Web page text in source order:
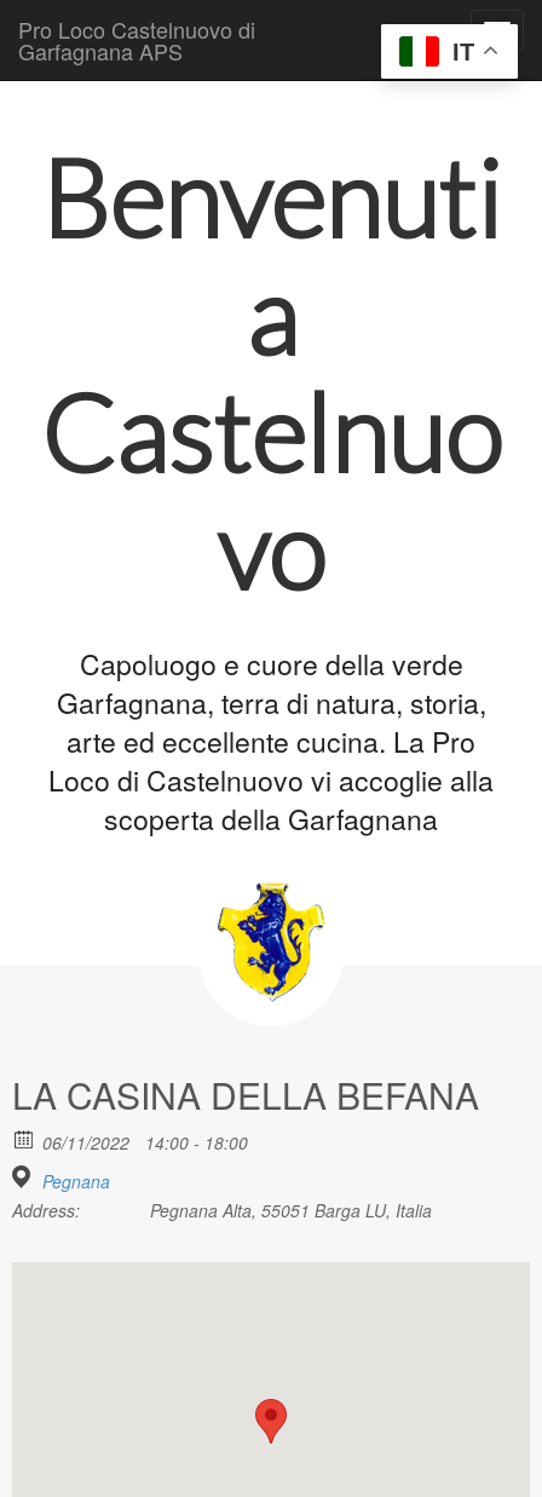
Pro Loco Castelnuovo di
Garfagnana APS
Benvenuti
a
Castelnuo
vo
Capoluogo e cuore della verde
Garfagnana, terra di natura, storia,
arte ed eccellente cucina. La Pro
Loco di Castelnuovo vi accoglie alla
scoperta della Garfagnana
LA CASINA DELLA BEFANA
06/11/2022
14:00 - 18:00
Pegnana
Address:
Pegnana Alta, 55051 Barga LU, Italia
IT